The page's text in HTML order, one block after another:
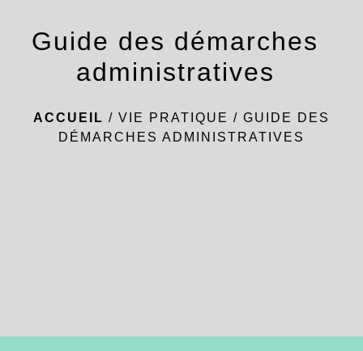
Guide des démarches
administratives
ACCUEIL / VIE PRATIQUE / GUIDE DES
DÉMARCHES ADMINISTRATIVES